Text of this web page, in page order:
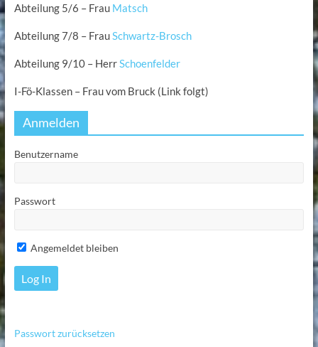
Abteilung 5/6 – Frau Matsch
Abteilung 7/8 – Frau Schwartz-Brosch
Abteilung 9/10 – Herr Schoenfelder
I-Fö-Klassen – Frau vom Bruck (Link folgt)
Anmelden
Benutzername
Passwort
Angemeldet bleiben
Passwort zurücksetzen